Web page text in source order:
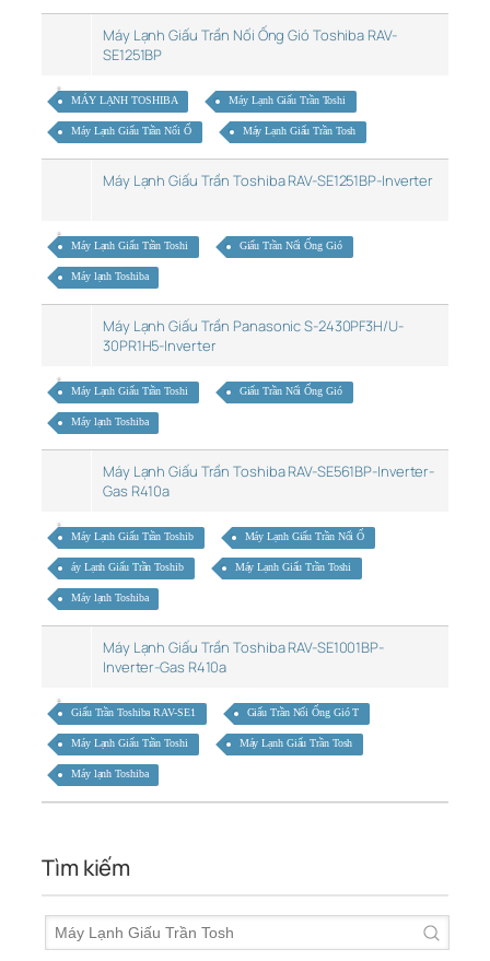
Máy Lạnh Giấu Trần Nối Ống Gió Toshiba RAV-
SE1251BP
MÁY LẠNH TOSHIBA Máy Lạnh Giấu Trần Toshi
Máy Lạnh Giấu Trần Nối Ố Máy Lạnh Giấu Trần Tosh
Máy Lạnh Giấu Trần Toshiba RAV-SE1251BP-Inverter
Máy Lạnh Giấu Trần Toshi Giấu Trần Nối Ống Gió
Máy lạnh Toshiba
Máy Lạnh Giấu Trần Panasonic S-2430PF3H/U-
30PR1H5-Inverter
Máy Lạnh Giấu Trần Toshi Giấu Trần Nối Ống Gió
Máy lạnh Toshiba
Máy Lạnh Giấu Trần Toshiba RAV-SE561BP-Inverter-
Gas R410a
Máy Lạnh Giấu Trần Toshib Máy Lạnh Giấu Trần Nối Ố
áy Lạnh Giấu Trần Toshib Máy Lạnh Giấu Trần Toshi
Máy lạnh Toshiba
Máy Lạnh Giấu Trần Toshiba RAV-SE1001BP-
Inverter-Gas R410a
Giấu Trần Toshiba RAV-SE1 Giấu Trần Nối Ống Gió T
Máy Lạnh Giấu Trần Toshi Máy Lạnh Giấu Trần Tosh
Máy lạnh Toshiba
Tìm kiếm